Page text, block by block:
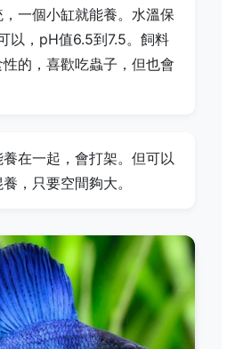
一個小缸就能養。水溫保
以，pH值6.5到7.5。飼料
的，喜歡吃蟲子，但也會
在一起，會打架。但可以
，只要空間夠大。